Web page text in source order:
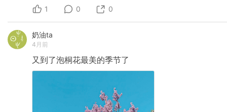
1 0 0
奶油ta
4月前
又到了泡桐花最美的季节了